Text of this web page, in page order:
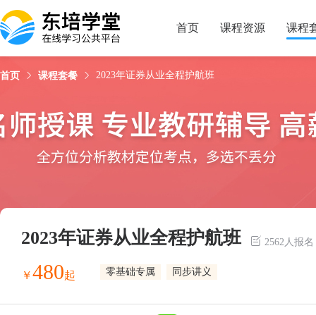
首页 课程资源 课程
首页 课程套餐 2023年证券从业全程护航班
2023年证券从业全程护航班 2562人报名
￥480起 零基础专属 同步讲义
课程简介 课程目录